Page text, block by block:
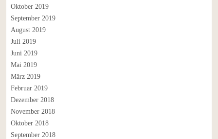
Oktober 2019
September 2019
August 2019
Juli 2019
Juni 2019
Mai 2019
März 2019
Februar 2019
Dezember 2018
November 2018
Oktober 2018
September 2018